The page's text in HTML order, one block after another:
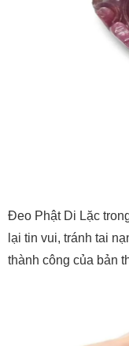
Đeo Phật Di Lặc
lại tin vui, tránh tai
thành công của bản